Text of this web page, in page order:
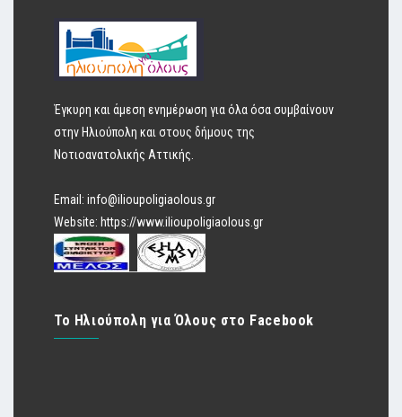
Έγκυρη και άμεση ενημέρωση για όλα όσα συμβαίνουν
στην Ηλιούπολη και στους δήμους της
Νοτιοανατολικής Αττικής.
Email: info@ilioupoligiaolous.gr
Website: https://www.ilioupoligiaolous.gr
Το Ηλιούπολη για Όλους στο Facebook